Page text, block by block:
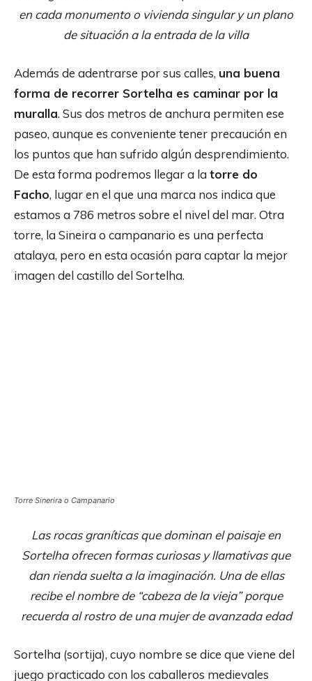
en cada monumento o vivienda singular y un plano
de situación a la entrada de la villa
Además de adentrarse por sus calles, una buena
forma de recorrer Sortelha es caminar por la
muralla. Sus dos metros de anchura permiten ese
paseo, aunque es conveniente tener precaución en
los puntos que han sufrido algún desprendimiento.
De esta forma podremos llegar a la torre do
Facho, lugar en el que una marca nos indica que
estamos a 786 metros sobre el nivel del mar. Otra
torre, la Sineira o campanario es una perfecta
atalaya, pero en esta ocasión para captar la mejor
imagen del castillo del Sortelha.
Torre Sinerira o Campanario
Las rocas graníticas que dominan el paisaje en
Sortelha ofrecen formas curiosas y llamativas que
dan rienda suelta a la imaginación. Una de ellas
recibe el nombre de “cabeza de la vieja” porque
recuerda al rostro de una mujer de avanzada edad
Sortelha (sortija), cuyo nombre se dice que viene del
juego practicado con los caballeros medievales